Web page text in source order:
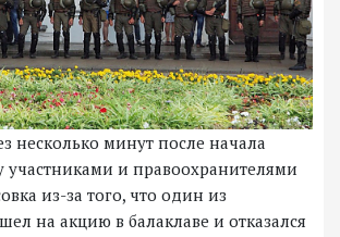
несколько минут после начала
и правоохранителями
из-за того, что один из
на акцию в балаклаве и отказался